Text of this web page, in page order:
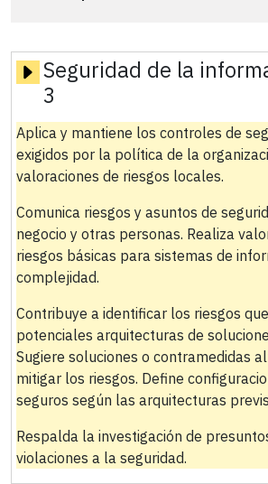
Seguridad de la
3
Aplica y mantiene los controles de
exigidos por la política de la
valoraciones de riesgos locales.
Comunica riesgos y asuntos de
negocio y otras personas. Realiza
riesgos básicas para sistemas de
complejidad.
Contribuye a identificar los riesgos
potenciales arquitecturas de
Sugiere soluciones o contramedidas
mitigar los riesgos. Define
seguros según las arquitecturas
Respalda la investigación de
violaciones a la seguridad.